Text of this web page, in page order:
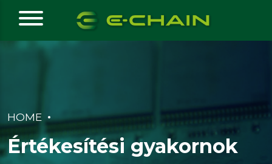
HOME
Értékesítési gyakornok